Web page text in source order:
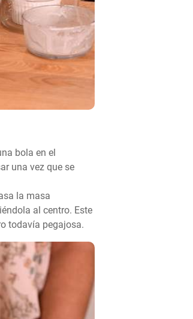
bola en el
una vez que se
la masa
al centro. Este
todavía pegajosa.